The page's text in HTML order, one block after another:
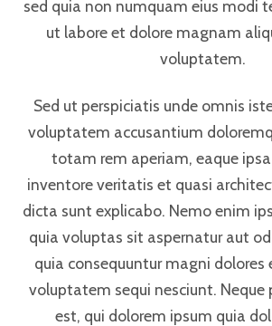
sed quia non numquam eius modi
ut labore et dolore magnam
voluptatem.
Sed ut perspiciatis unde omnis
voluptatem accusantium
totam rem aperiam, eaque
inventore veritatis et quasi
dicta sunt explicabo. Nemo enim
quia voluptas sit aspernatur aut
quia consequuntur magni dolores
voluptatem sequi nesciunt. Neque
est, qui dolorem ipsum quia